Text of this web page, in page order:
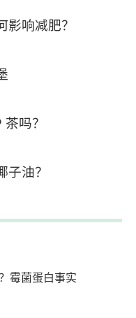
响减肥？
吗？
油？
霉菌蛋白事实